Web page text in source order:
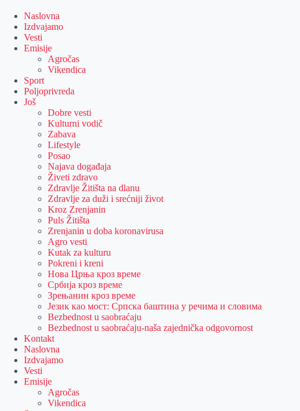
content
Naslovna
Izdvajamo
Vesti
Emisije
Agročas
Vikendica
Sport
Poljoprivreda
Još
Dobre vesti
Kulturni vodič
Zabava
Lifestyle
Posao
Najava događaja
Živeti zdravo
Zdravlje Žitišta na dlanu
Zdravlje za duži i srećniji život
Kroz Zrenjanin
Puls Žitišta
Zrenjanin u doba koronavirusa
Agro vesti
Kutak za kulturu
Pokreni i kreni
Нова Црња кроз време
Србија кроз време
Зрењанин кроз време
Језик као мост: Српска баштина у речима и словима
Bezbednost u saobraćaju
Bezbednost u saobraćaju-naša zajednička odgovornost
Kontakt
Naslovna
Izdvajamo
Vesti
Emisije
Agročas
Vikendica